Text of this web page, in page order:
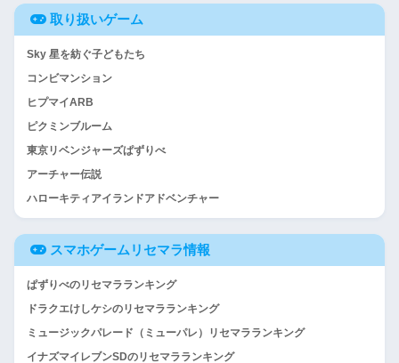
取り扱いゲーム
Sky 星を紡ぐ子どもたち
コンビマンション
ヒプマイARB
ピクミンブルーム
東京リベンジャーズぱずりべ
アーチャー伝説
ハローキティアイランドアドベンチャー
スマホゲームリセマラ情報
ぱずりべのリセマラランキング
ドラクエけしケシのリセマラランキング
ミュージックパレード（ミューパレ）リセマラランキング
イナズマイレブンSDのリセマラランキング